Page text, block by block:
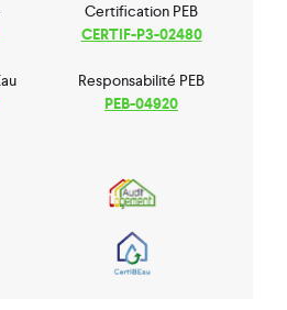
Certification PEB
CERTIF-P3-02480
Responsabilité PEB
PEB-04920